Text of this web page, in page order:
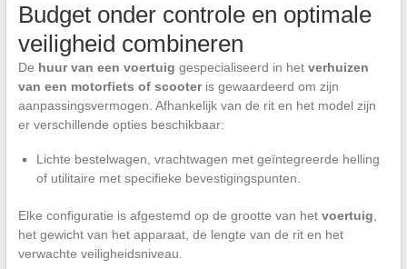
Budget onder controle en optimale
veiligheid combineren
De huur van een voertuig gespecialiseerd in het verhuizen
van een motorfiets of scooteris gewaardeerd om zijn
aanpassingsvermogen. Afhankelijk van de rit en het model zijn
er verschillende opties beschikbaar:
Lichte bestelwagen, vrachtwagen met geïntegreerde helling
of utilitaire met specifieke bevestigingspunten.
Elke configuratie is afgestemd op de grootte van het voertuig
het gewicht van het apparaat, de lengte van de rit en het
verwachte veiligheidsniveau.